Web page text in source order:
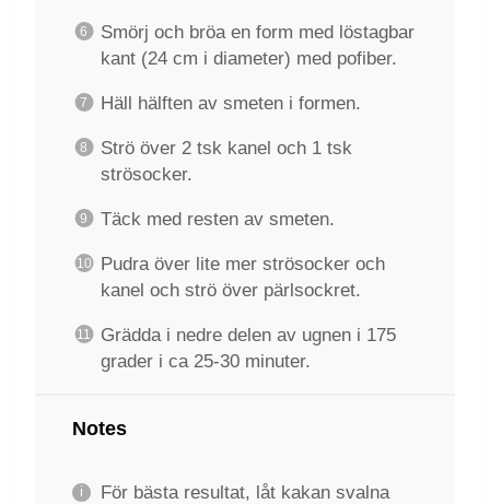
Smörj och bröa en form med löstagbar
kant (24 cm i diameter) med pofiber.
Häll hälften av smeten i formen.
Strö över 2 tsk kanel och 1 tsk
strösocker.
Täck med resten av smeten.
Pudra över lite mer strösocker och
kanel och strö över pärlsockret.
Grädda i nedre delen av ugnen i 175
grader i ca 25-30 minuter.
Notes
För bästa resultat, låt kakan svalna